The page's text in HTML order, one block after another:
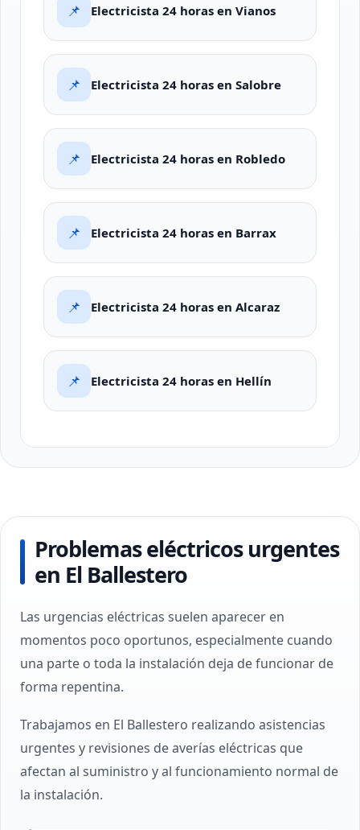
📌 Electricista 24 horas en Vianos
📌 Electricista 24 horas en Salobre
📌 Electricista 24 horas en Robledo
📌 Electricista 24 horas en Barrax
📌 Electricista 24 horas en Alcaraz
📌 Electricista 24 horas en Hellín
Problemas eléctricos urgentes
en El Ballestero
Las urgencias eléctricas suelen aparecer en
momentos poco oportunos, especialmente cuando
una parte o toda la instalación deja de funcionar de
forma repentina.
Trabajamos en El Ballestero realizando asistencias
urgentes y revisiones de averías eléctricas que
afectan al suministro y al funcionamiento normal de
la instalación.